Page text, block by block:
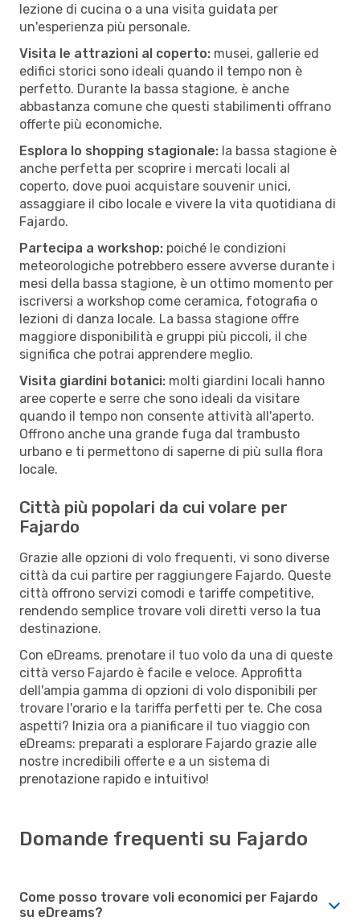
lezione di cucina o a una visita guidata per
un'esperienza più personale.
Visita le attrazioni al coperto: musei, gallerie ed
edifici storici sono ideali quando il tempo non è
perfetto. Durante la bassa stagione, è anche
abbastanza comune che questi stabilimenti offrano
offerte più economiche.
Esplora lo shopping stagionale: la bassa stagione è
anche perfetta per scoprire i mercati locali al
coperto, dove puoi acquistare souvenir unici,
assaggiare il cibo locale e vivere la vita quotidiana di
Fajardo.
Partecipa a workshop: poiché le condizioni
meteorologiche potrebbero essere avverse durante i
mesi della bassa stagione, è un ottimo momento per
iscriversi a workshop come ceramica, fotografia o
lezioni di danza locale. La bassa stagione offre
maggiore disponibilità e gruppi più piccoli, il che
significa che potrai apprendere meglio.
Visita giardini botanici: molti giardini locali hanno
aree coperte e serre che sono ideali da visitare
quando il tempo non consente attività all'aperto.
Offrono anche una grande fuga dal trambusto
urbano e ti permettono di saperne di più sulla flora
locale.
Città più popolari da cui volare per
Fajardo
Grazie alle opzioni di volo frequenti, vi sono diverse
città da cui partire per raggiungere Fajardo. Queste
città offrono servizi comodi e tariffe competitive,
rendendo semplice trovare voli diretti verso la tua
destinazione.
Con eDreams, prenotare il tuo volo da una di queste
città verso Fajardo è facile e veloce. Approfitta
dell'ampia gamma di opzioni di volo disponibili per
trovare l'orario e la tariffa perfetti per te. Che cosa
aspetti? Inizia ora a pianificare il tuo viaggio con
eDreams: preparati a esplorare Fajardo grazie alle
nostre incredibili offerte e a un sistema di
prenotazione rapido e intuitivo!
Domande frequenti su Fajardo
Come posso trovare voli economici per Fajardo
su eDreams?